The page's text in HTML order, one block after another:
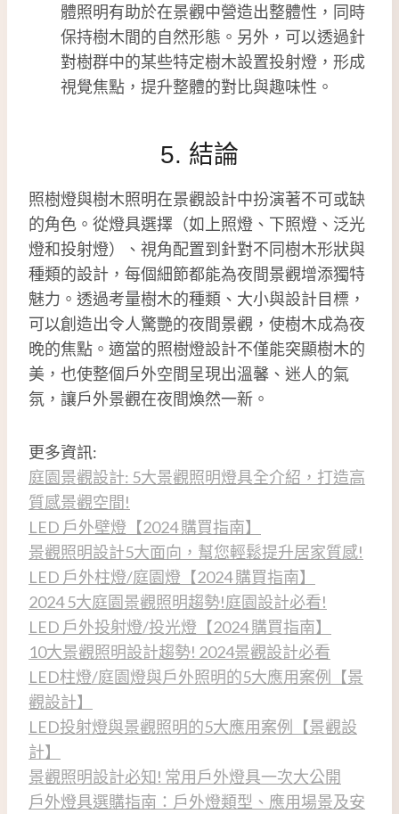
體照明有助於在景觀中營造出整體性，同時
保持樹木間的自然形態。另外，可以透過針
對樹群中的某些特定樹木設置投射燈，形成
視覺焦點，提升整體的對比與趣味性。
5. 結論
照樹燈與樹木照明在景觀設計中扮演著不可或缺
的角色。從燈具選擇（如上照燈、下照燈、泛光
燈和投射燈）、視角配置到針對不同樹木形狀與
種類的設計，每個細節都能為夜間景觀增添獨特
魅力。透過考量樹木的種類、大小與設計目標，
可以創造出令人驚艷的夜間景觀，使樹木成為夜
晚的焦點。適當的照樹燈設計不僅能突顯樹木的
美，也使整個戶外空間呈現出溫馨、迷人的氣
氛，讓戶外景觀在夜間煥然一新。
更多資訊:
庭園景觀設計: 5大景觀照明燈具全介紹，打造高
質感景觀空間!
LED 戶外壁燈【2024 購買指南】
景觀照明設計5大面向，幫您輕鬆提升居家質感!
LED 戶外柱燈/庭園燈【2024 購買指南】
2024 5大庭園景觀照明趨勢!庭園設計必看!
LED 戶外投射燈/投光燈【2024 購買指南】
10大景觀照明設計趨勢! 2024景觀設計必看
LED柱燈/庭園燈與戶外照明的5大應用案例【景
觀設計】
LED投射燈與景觀照明的5大應用案例【景觀設
計】
景觀照明設計必知! 常用戶外燈具一次大公開
戶外燈具選購指南：戶外燈類型、應用場景及安